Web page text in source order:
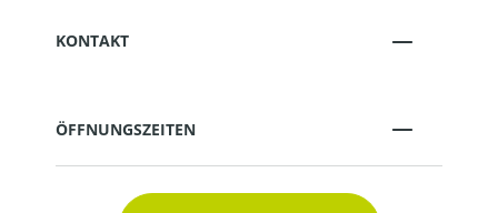
KONTAKT
ÖFFNUNGSZEITEN